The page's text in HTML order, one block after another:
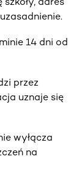
14 dni od
przez
uznaje się
wyłącza
na